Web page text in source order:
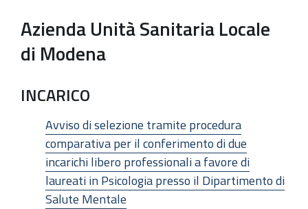
Azienda Unità Sanitaria Locale
di Modena
INCARICO
Avviso di selezione tramite procedura
comparativa per il conferimento di due
incarichi libero professionali a favore di
laureati in Psicologia presso il Dipartimento di
Salute Mentale